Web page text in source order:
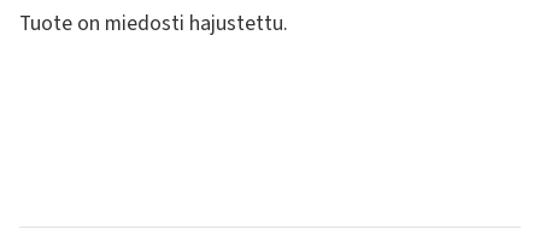
Tuote on miedosti hajustettu.